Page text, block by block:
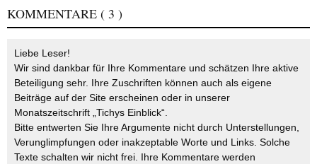
KOMMENTARE ( 3 )
Liebe Leser!
Wir sind dankbar für Ihre Kommentare und schätzen Ihre aktive
Beteiligung sehr. Ihre Zuschriften können auch als eigene
Beiträge auf der Site erscheinen oder in unserer
Monatszeitschrift „Tichys Einblick“.
Bitte entwerten Sie Ihre Argumente nicht durch Unterstellungen,
Verunglimpfungen oder inakzeptable Worte und Links. Solche
Texte schalten wir nicht frei. Ihre Kommentare werden